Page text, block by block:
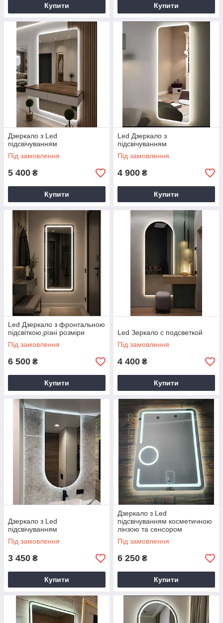
Купити Купити
Дзеркало з Led
підсвічуванням
Під замовлення
5 400 ₴
Купити
Led Дзеркало з
підсвічуванням
Під замовлення
4 900 ₴
Купити
Led Дзеркало з фронтальною
підсвіткою,різні розміри
Під замовлення
6 500 ₴
Купити
Led Зеркало с подсветкой
Під замовлення
4 400 ₴
Купити
Дзеркало з Led
підсвічуванням
Під замовлення
3 450 ₴
Купити
Дзеркало з Led
підсвічуванням косметичною
лінзою та сенсором
Під замовлення
6 250 ₴
Купити